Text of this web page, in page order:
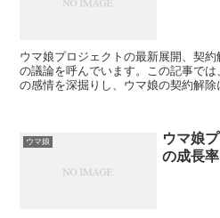
ウマ娘プロジェクトの最新展開、契
の議論を呼んでいます。この記事で
の感情を深掘りし、ウマ娘の契約解除
ウマ娘
ウマ娘
の成長